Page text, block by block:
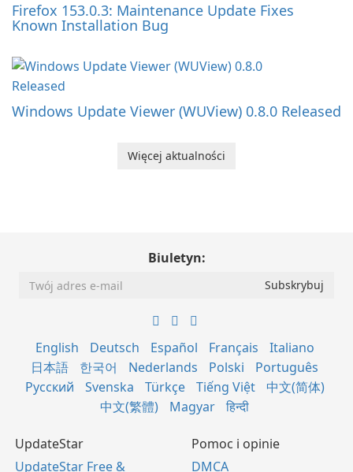
Firefox 153.0.3: Maintenance Update Fixes
Known Installation Bug
Windows Update Viewer (WUView) 0.8.0 Released
Więcej aktualności
Biuletyn:
English Deutsch Español Français
Italiano
日本語
한국어 Nederlands Polski
Português
Русский
Svenska Türkçe Tiếng Việt
中文(简体)
中文(繁體)
Magyar हिन्दी
UpdateStar
UpdateStar Free &
Pomoc i opinie
DMCA